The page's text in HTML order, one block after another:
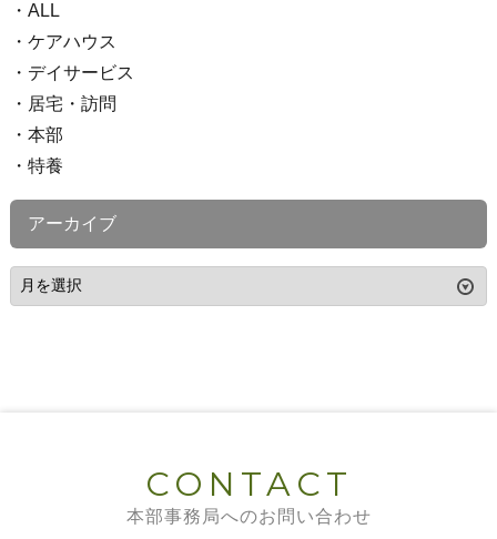
ALL
ケアハウス
デイサービス
居宅・訪問
本部
特養
アーカイブ
CONTACT
本部事務局へのお問い合わせ